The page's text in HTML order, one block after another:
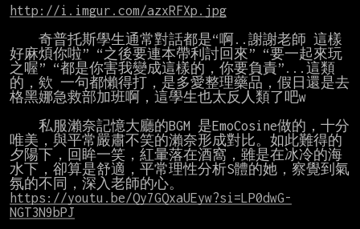
http://i.imgur.com/azxRFXp.jpg
好麻煩你啦” “之後要連本帶利討回來” “要一起來玩
之喔” “都是你害我變成這樣的，你要負責”...這類
的，欸 一句都懶得打，是多愛整理藥品，假日還是去
格黑娜急救部加班啊，這學生也太反人類了吧w
唯美，與平常嚴肅不笑的瀨奈形成對比。如此難得的
夕陽下，回眸一笑，紅暈落在酒窩，雖是在冰冷的海
水下，卻算是舒適，平常理性分析S體的她，察覺到氣
https://youtu.be/Qy7GQxaUEyw?si=LP0dwG-
NGT3N9bPJ